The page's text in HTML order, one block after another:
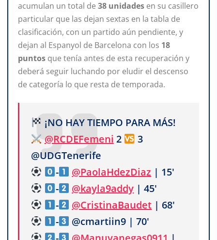
acumulan un total de 38 unidades en su casillero
particular que las dejan sextas en la tabla de
clasificación, con un partido aún pendiente, y
dejan al Espanyol de Barcelona con los 18
puntos que tenía antes de esta recuperación y
deberá seguir luchando por eludir el descenso
de categoría lo que resta de temporada.
¡NO HAY TIEMPO PARA MÁS!
@RCDEFemeni 2
3
@UDGTenerife
-
@PaolaHdezDiaz | 15'
-
@kayla9addy | 45'
-
@CristinaBaudet | 68'
-
@cmartiin9 | 70'